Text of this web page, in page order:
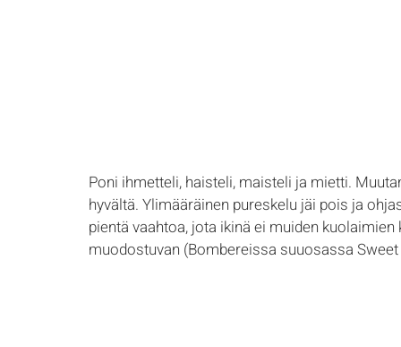
Poni ihmetteli, haisteli, maisteli ja mietti.
hyvältä. Ylimääräinen pureskelu jäi pois ja
pientä vaahtoa, jota ikinä ei muiden
muodostuvan (Bombereissa suuosassa